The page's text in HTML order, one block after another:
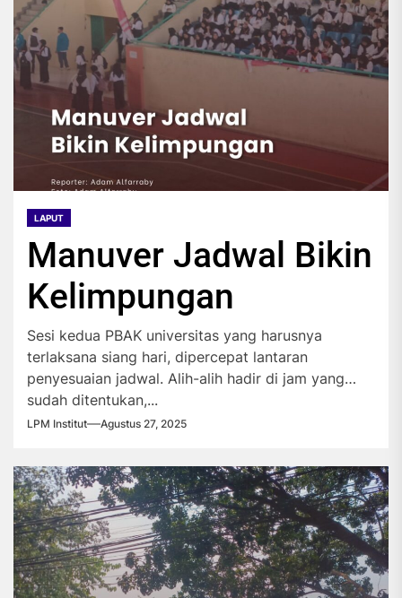
LAPUT
Manuver Jadwal Bikin
Kelimpungan
Sesi kedua PBAK universitas yang harusnya
terlaksana siang hari, dipercepat lantaran
penyesuaian jadwal. Alih-alih hadir di jam yang
sudah ditentukan,...
LPM Institut Agustus 27, 2025